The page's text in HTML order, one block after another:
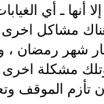
شحاتة قبل المباراة‮ ‬،‮
أن تأزم الموقف